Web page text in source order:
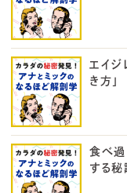
エイジ
き方」
食べ過
する秘